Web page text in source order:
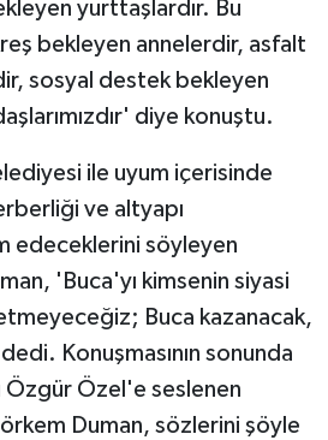
yurttaşlardır. Bu
bekleyen annelerdir, asfalt
sosyal destek bekleyen
diye konuştu.
ile uyum içerisinde
ve altyapı
edeceklerini söyleyen
'Buca'yı kimsenin siyasi
Buca kazanacak,
Konuşmasının sonunda
Özgür Özel'e seslenen
Duman, sözlerini şöyle